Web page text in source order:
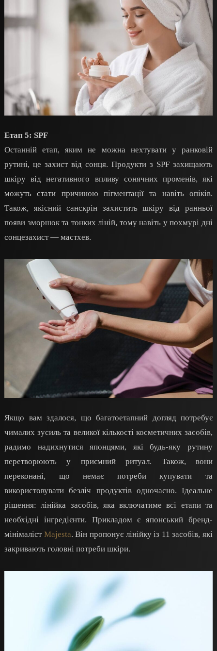
Етап 5: SPF
Останній етап, яким не можна нехтувати у ранковій
рутині, це захист від сонця. Продукти з SPF захищають
шкіру від негативного впливу сонячних променів, які
можуть стати причиною пігментації та навіть опіків.
Також, якісний санскрін захистить шкіру від ранньої
появи зморшок та тонких ліній, тому навіть у похмурі дні
сонцезахист — мастхев.
Якщо вам здалося, що багатоетапний догляд потребує
чималих зусиль та великої кількості косметичних засобів,
радимо надихнутися японцями, які будь-яку рутину
перетворюють у приємний ритуал. Також, вони
переконані, що немає потреби купувати та
використовувати безліч продуктів одночасно. Ідеальне
рішення: лінійка засобів, яка включатиме всі етапи та
необхідні інгредієнти. Прикладом є японський бренд-
мінімаліст Majesta. Він пропонує лінійку із 11 засобів, які
закривають головні потреби шкіри.